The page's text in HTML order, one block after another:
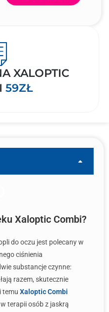
XALOPTIC
59ZŁ
Xaloptic Combi?
do oczu jest polecany w
ciśnienia
substancje czynne:
razem, skutecznie
temu Xaloptic Combi
terapii osób z jaskrą